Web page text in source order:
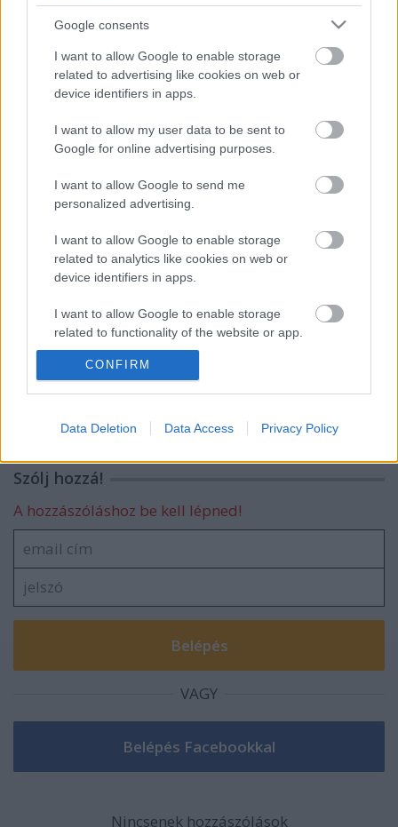
Google consents
I want to allow Google to enable storage
related to advertising like cookies on web or
device identifiers in apps.
I want to allow my user data to be sent to
Google for online advertising purposes.
I want to allow Google to send me
personalized advertising.
I want to allow Google to enable storage
related to analytics like cookies on web or
device identifiers in apps.
I want to allow Google to enable storage
related to functionality of the website or app.
I want to allow Google to enable storage
I want to allow Google to enable storage
functionality and fraud prevention, and other
user protection.
CONFIRM
Data Deletion Data Access Privacy Policy
Címkék:alkalmazások történelemtudomány
Ajánlott bejegyzések:
Új technika olvasztott szilíciumdioxid-
Szólj hozzá!
A hozzászóláshoz be kell lépned!
VAGY
Nincsenek hozzászólások